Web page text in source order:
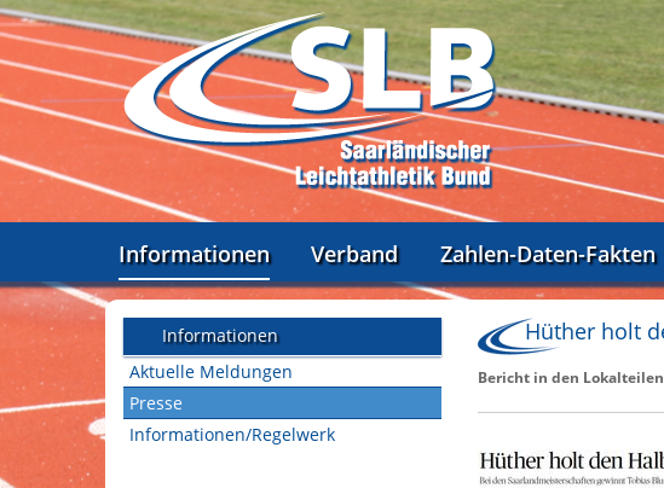
Informationen Verband Zahlen-Daten-Fakten
Informationen
Aktuelle Meldungen
Presse
Informationen/Regelwerk
Hüther holt
Bericht in den